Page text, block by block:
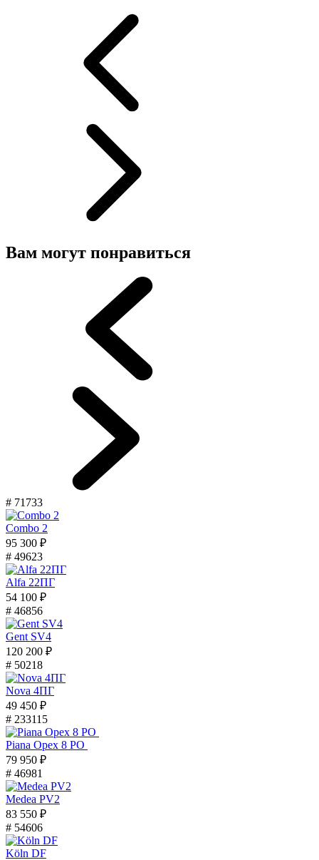
Вам могут понравиться
# 71733
Combo 2
95 300 ₽
# 49623
Alfa 22ПГ
54 100 ₽
# 46856
Gent SV4
120 200 ₽
# 50218
Nova 4ПГ
49 450 ₽
# 233115
Piana Орех 8 PO
79 950 ₽
# 46981
Medea PV2
83 550 ₽
# 54606
Köln DF